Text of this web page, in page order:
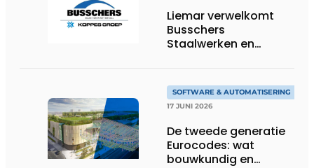
Liemar verwelkomt
Busschers
Staalwerken en
SOFTWARE & AUTOMATISERING
17 JUNI 2026
De tweede generatie
Eurocodes: wat
bouwkundig en